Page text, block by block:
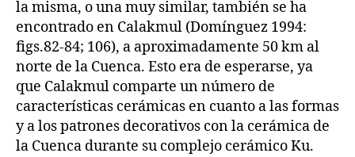
la misma, o una muy similar, también se ha
encontrado en Calakmul (Domínguez 1994:
figs.82-84; 106), a aproximadamente 50 km al
norte de la Cuenca. Esto era de esperarse, ya
que Calakmul comparte un número de
características cerámicas en cuanto a las formas
y a los patrones decorativos con la cerámica de
la Cuenca durante su complejo cerámico Ku.